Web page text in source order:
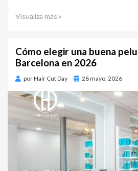
Visualiza más »
Cómo elegir una buena
Barcelona en 2026
porHair Cut Day
Publicado
28 mayo, 2026